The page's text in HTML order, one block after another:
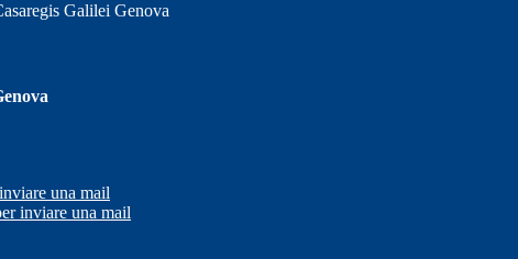
Galilei Genova
una mail
inviare una mail